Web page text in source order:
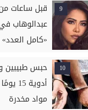
9
قبل ساعات
عبدالوهاب
«كامل العدد»
10
مواد مخدرة